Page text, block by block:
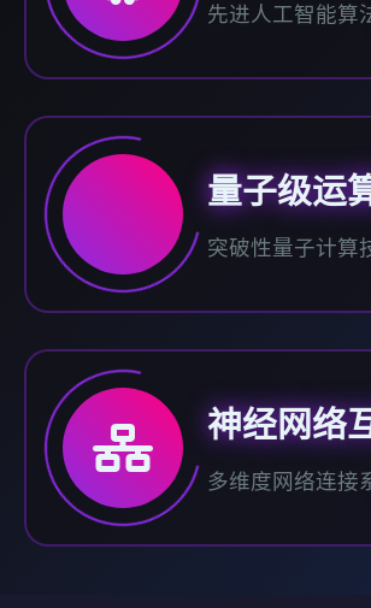
先进人工智能算
量子级运
突破性量子计算
神经网络
多维度网络连接